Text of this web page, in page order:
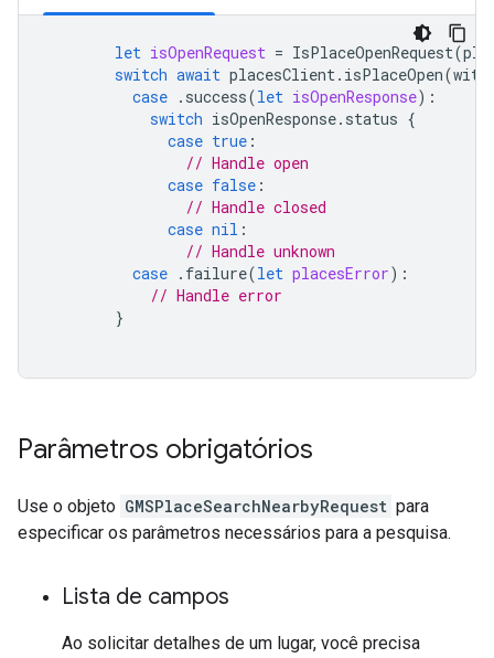
let isOpenRequest = IsPlaceOpenRequest(
switch await placesClient. isPlaceOpen(with
case . success(let isOpenResponse):
switch isOpenResponse. status {
case true :
// Handle open
case false :
// Handle closed
case nil :
// Handle unknown
case . failure(let placesError):
// Handle error
}
Parâmetros obrigatórios
Use o objeto GMSPlaceSearchNearbyRequest para
especificar os parâmetros necessários para a pesquisa.
Lista de campos
Ao solicitar detalhes de um lugar, você precisa